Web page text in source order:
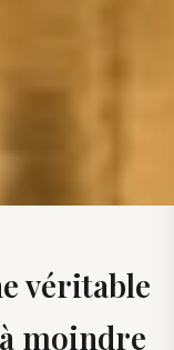
véritable
moindre